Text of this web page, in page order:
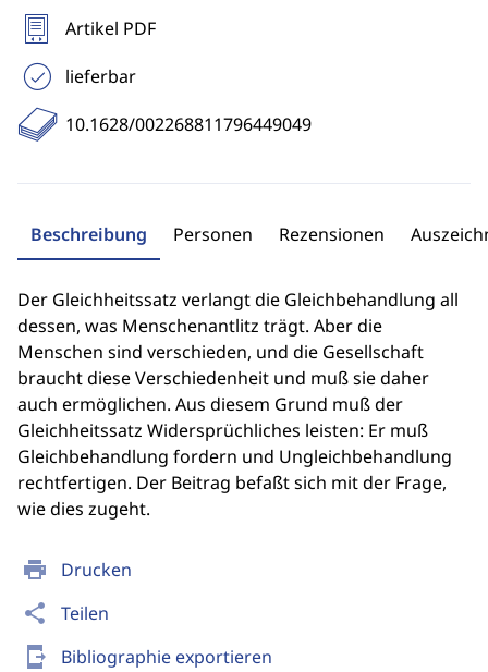
print Drucken
share Teilen
send_to_mobile Bibliographie exportieren
Artikel PDF
lieferbar
10.1628/002268811796449049
Beschreibung Personen Rezensionen
Der Gleichheitssatz verlangt die Gleichbehandlung all
dessen, was Menschenantlitz trägt. Aber die
Menschen sind verschieden, und die Gesellschaft
braucht diese Verschiedenheit und muß sie daher
auch ermöglichen. Aus diesem Grund muß der
Gleichheitssatz Widersprüchliches leisten: Er muß
Gleichbehandlung fordern und Ungleichbehandlung
rechtfertigen. Der Beitrag befaßt sich mit der Frage,
wie dies zugeht.